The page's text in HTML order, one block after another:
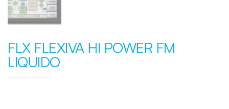
FLX FLEXIVA HI POWER FM
LIQUIDO